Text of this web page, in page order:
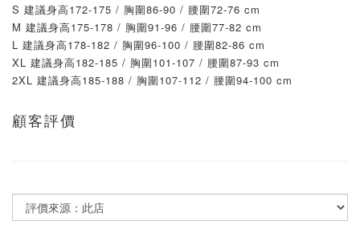
S 建議身高172-175 / 胸圍86-90 / 腰圍72-76 cm
M 建議身高175-178 / 胸圍91-96 / 腰圍77-82 cm
L 建議身高178-182 / 胸圍96-100 / 腰圍82-86 cm
XL 建議身高182-185 / 胸圍101-107 / 腰圍87-93 cm
2XL 建議身高185-188 / 胸圍107-112 / 腰圍94-100 cm
顧客評價